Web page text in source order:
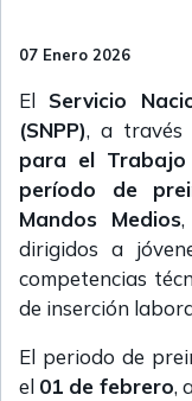
07 Enero 2026
El Servicio
(SNPP), a través
para el Trabajo
período de
Mandos Medios,
dirigidos a
competencias
de inserción
El periodo de
el 01 de febrero,